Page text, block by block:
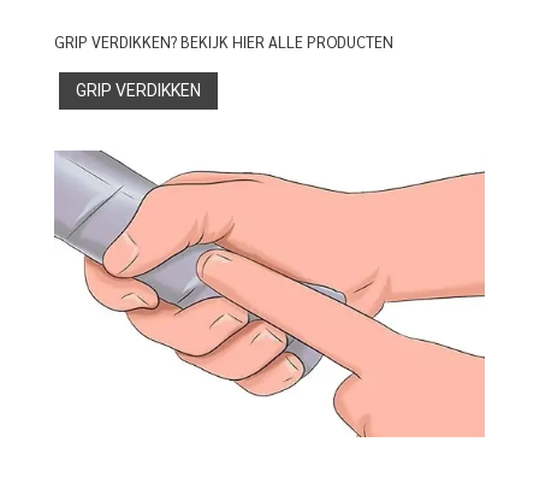
GRIP VERDIKKEN? BEKIJK HIER ALLE PRODUCTEN
GRIP VERDIKKEN